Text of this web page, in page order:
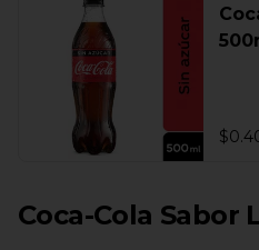
Coca-Cola Sabor